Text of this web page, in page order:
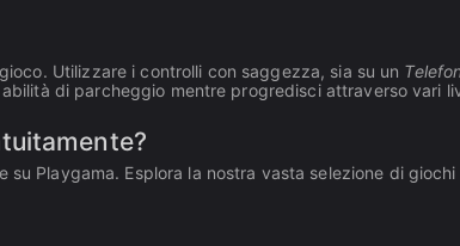
Utilizzare i controlli con saggezza, sia su un
di parcheggio mentre progredisci attraverso vari
Playgama. Esplora la nostra vasta selezione di